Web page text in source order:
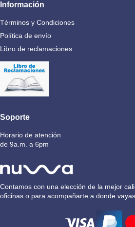
Información
Términos y Condiciones
Política de envío
Libro de reclamaciones
Soporte
Horario de atención
de 9a.m. a 6pm
Contamos con una elección de la mejor
oficinas o para acompañarte a donde vayas.